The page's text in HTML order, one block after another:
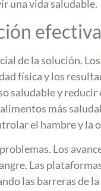
una vida saludable.
de la solución. Los
física y los
saludable y reducir
más
el hambre y la
Los
Las
las barreras de